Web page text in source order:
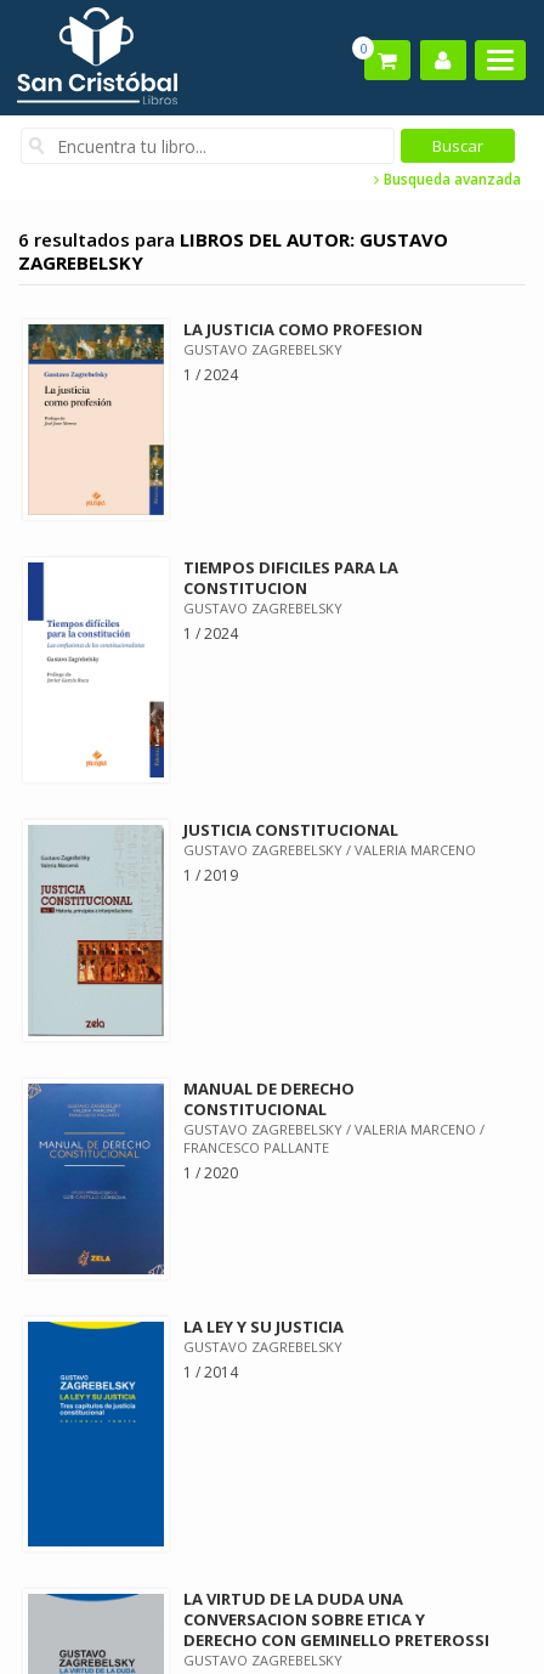
0
Busqueda avanzada
6 resultados para LIBROS DEL AUTOR: GUSTAVO
ZAGREBELSKY
LA JUSTICIA COMO PROFESION
GUSTAVO ZAGREBELSKY
1 / 2024
TIEMPOS DIFICILES PARA LA
CONSTITUCION
GUSTAVO ZAGREBELSKY
1 / 2024
JUSTICIA CONSTITUCIONAL
GUSTAVO ZAGREBELSKY / VALERIA MARCENO
1 / 2019
MANUAL DE DERECHO
CONSTITUCIONAL
GUSTAVO ZAGREBELSKY / VALERIA MARCENO /
FRANCESCO PALLANTE
1 / 2020
LA LEY Y SU JUSTICIA
GUSTAVO ZAGREBELSKY
1 / 2014
LA VIRTUD DE LA DUDA UNA
CONVERSACION SOBRE ETICA Y
DERECHO CON GEMINELLO PRETEROSSI
GUSTAVO ZAGREBELSKY